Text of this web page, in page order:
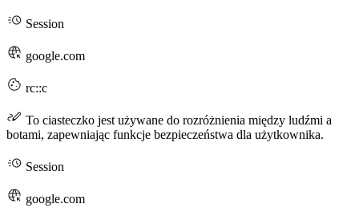
Session
google.com
rc::c
To ciasteczko jest używane do rozróżnienia między ludźmi a
botami, zapewniając funkcje bezpieczeństwa dla użytkownika.
Session
google.com